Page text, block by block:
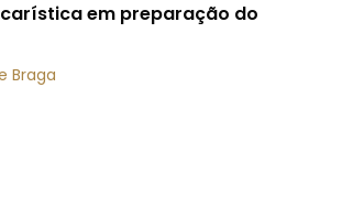
em preparação do
Braga